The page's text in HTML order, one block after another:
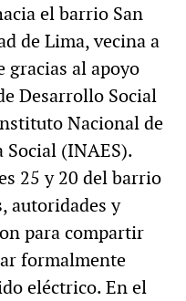
el barrio San
de Lima, vecina a
gracias al apoyo
Desarrollo Social
Nacional de
(INAES).
25 y 20 del barrio
autoridades y
para compartir
formalmente
eléctrico. En el